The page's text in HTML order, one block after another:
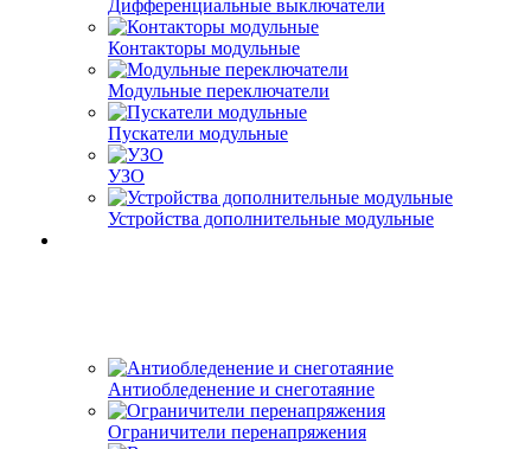
Дифференциальные выключатели
Контакторы модульные
Модульные переключатели
Пускатели модульные
УЗО
Устройства дополнительные модульные
Антиобледенение и снеготаяние
Ограничители перенапряжения